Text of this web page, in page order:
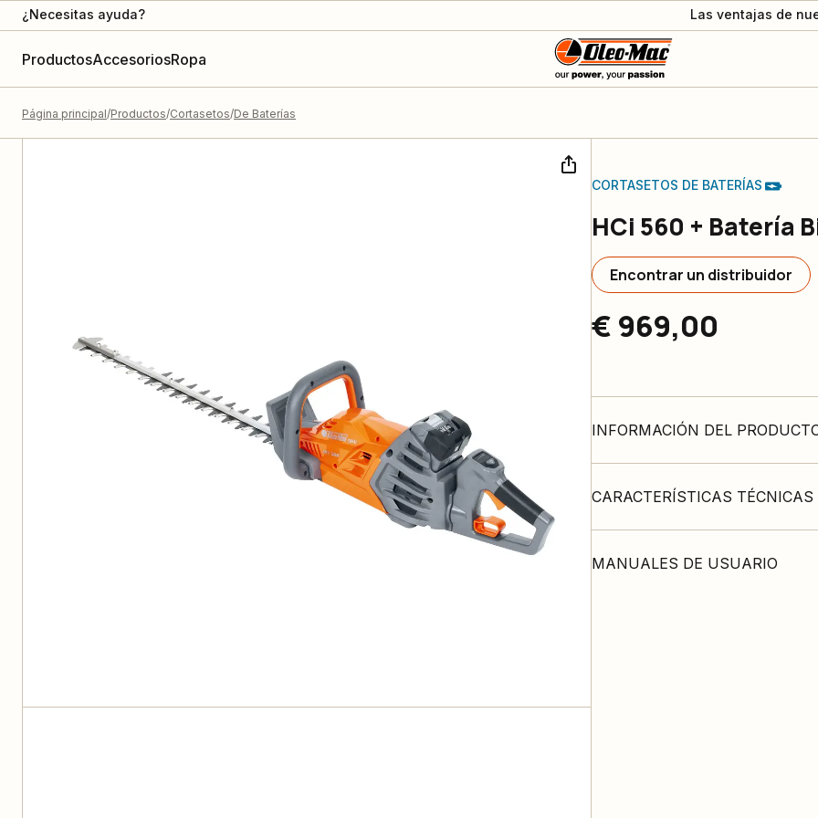
¿Necesitas ayuda? Las ventajas de
ProductosAccesoriosRopa
Página principal Productos Cortasetos De Baterías
CORTASETOS DE BATERÍAS
HCi 560 + Batería
Encontrar un distribuidor
€ 969,00
INFORMACIÓN DEL
CARACTERÍSTICAS TÉCNICAS
MANUALES DE USUARIO